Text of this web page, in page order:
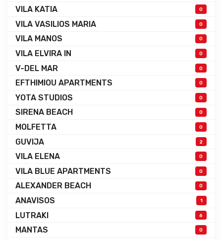
VILA KATIA 0
VILA VASILIOS MARIA 0
VILA MANOS 0
VILA ELVIRA IN 0
V-DEL MAR 0
EFTHIMIOU APARTMENTS 0
YOTA STUDIOS 0
SIRENA BEACH 0
MOLFETTA 0
GUVIJA 2
VILA ELENA 0
VILA BLUE APARTMENTS 0
ALEXANDER BEACH 0
ANAVISOS 1
LUTRAKI 6
MANTAS 0